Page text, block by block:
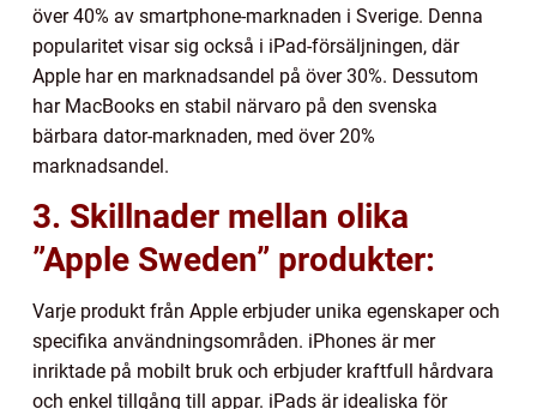
över 40% av smartphone-marknaden i Sverige. Denna
popularitet visar sig också i iPad-försäljningen, där
Apple har en marknadsandel på över 30%. Dessutom
har MacBooks en stabil närvaro på den svenska
bärbara dator-marknaden, med över 20%
marknadsandel.
3. Skillnader mellan olika
”Apple Sweden” produkter:
Varje produkt från Apple erbjuder unika egenskaper och
specifika användningsområden. iPhones är mer
inriktade på mobilt bruk och erbjuder kraftfull hårdvara
och enkel tillgång till appar. iPads är idealiska för